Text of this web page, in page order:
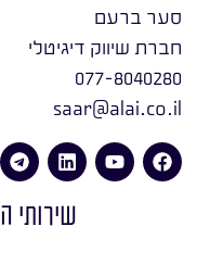
סער ברעם
חברת שיווק דיגיטלי
077-8040280
saar@alai.co.il
שירותי